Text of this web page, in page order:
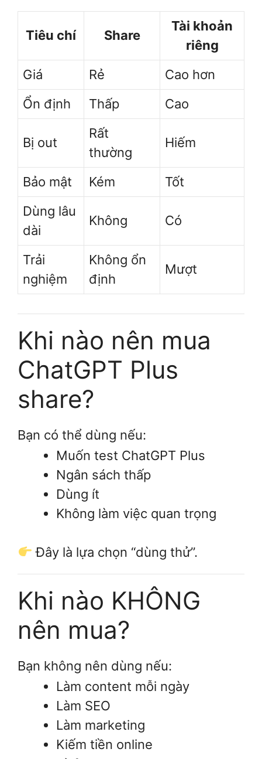
Tiêu chí Share
Tài khoản
riêng
Giá
Rẻ
Cao hơn
Ổn định
Thấp Cao
Bị out
Rất
thường
Hiếm
Bảo mật Kém
Tốt
Dùng lâu
dài
Không Có
Trải
nghiệm
Không ổn
định
Mượt
Khi nào nên mua
ChatGPT Plus
share?
Bạn có thể dùng nếu:
Muốn test ChatGPT Plus
Ngân sách thấp
Dùng ít
Không làm việc quan trọng
Đây là lựa chọn “dùng thử”.
Khi nào KHÔNG
nên mua?
Bạn không nên dùng nếu:
Làm content mỗi ngày
Làm SEO
Làm marketing
Kiếm tiền online